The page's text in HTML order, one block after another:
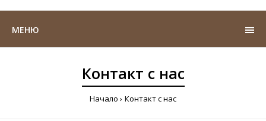
МЕНЮ
Контакт с нас
Начало Контакт с нас